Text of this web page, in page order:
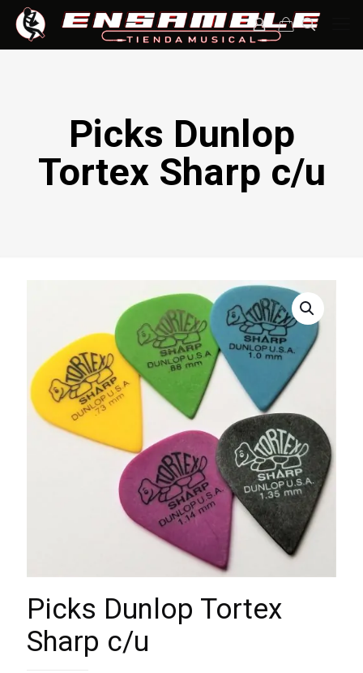
Picks Dunlop
Tortex Sharp c/u
Picks Dunlop Tortex
Sharp c/u